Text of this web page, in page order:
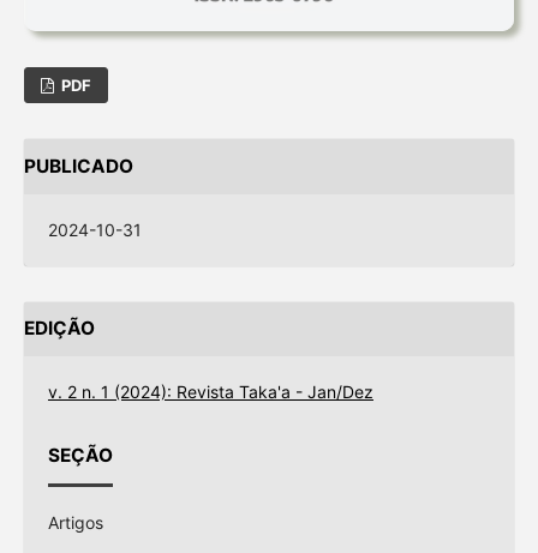
PDF
PUBLICADO
2024-10-31
EDIÇÃO
v. 2 n. 1 (2024): Revista Taka'a - Jan/Dez
SEÇÃO
Artigos